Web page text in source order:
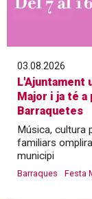
03.08.2026
L'Ajuntament
Major i ja té
Barraquetes
Música, cultura
familiars
municipi
Barraques Festa